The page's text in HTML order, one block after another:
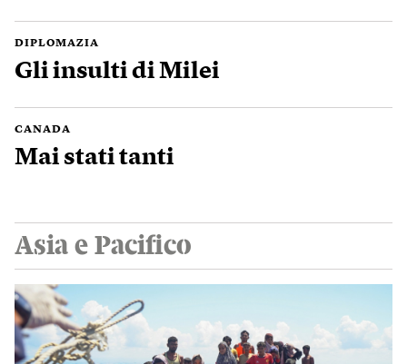
DIPLOMAZIA
Gli insulti di Milei
CANADA
Mai stati tanti
Asia e Pacifico